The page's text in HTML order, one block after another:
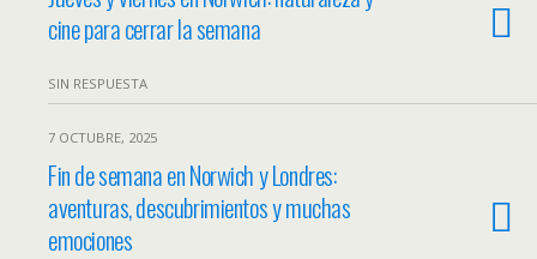
cine para cerrar la semana
SIN RESPUESTA
7 OCTUBRE, 2025
Fin de semana en Norwich y Londres:
aventuras, descubrimientos y muchas
emociones